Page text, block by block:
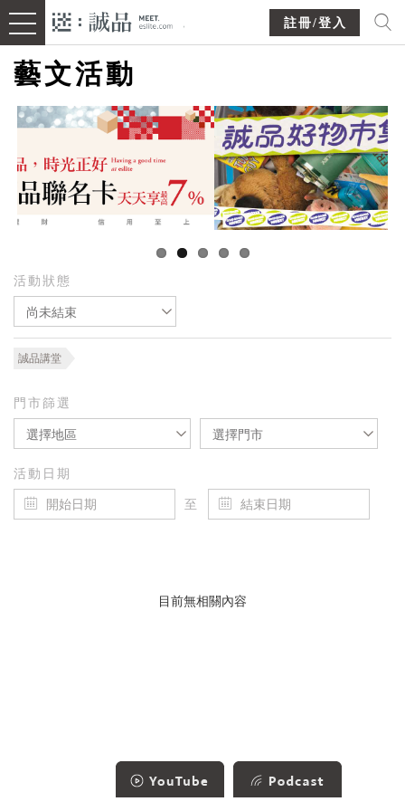
註冊/登入
藝文活動
活動狀態
尚未結束
誠品講堂
門市篩選
選擇地區 選擇門市
活動日期
至
目前無相關內容